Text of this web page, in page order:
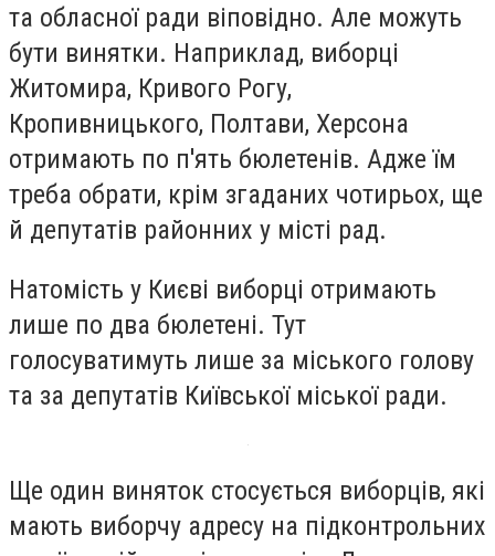
та обласної ради віповідно. Але можуть
бути винятки. Наприклад, виборці
Житомира, Кривого Рогу,
Кропивницького, Полтави, Херсона
отримають по п'ять бюлетенів. Адже їм
треба обрати, крім згаданих чотирьох, ще
й депутатів районних у місті рад.
Натомість у Києві виборці отримають
лише по два бюлетені. Тут
голосуватимуть лише за міського голову
та за депутатів Київської міської ради.
Ще один виняток стосується виборців, які
мають виборчу адресу на підконтрольних